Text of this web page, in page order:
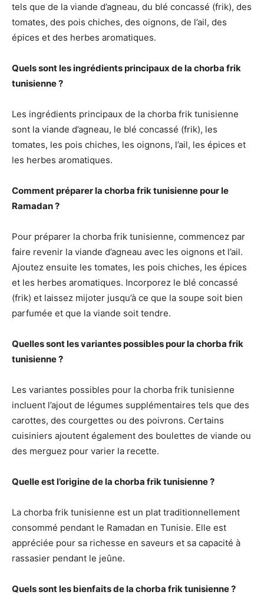
tels que de la viande d’agneau, du blé concassé (frik), des
tomates, des pois chiches, des oignons, de l’ail, des
épices et des herbes aromatiques.
Quels sont les ingrédients principaux de la chorba frik
tunisienne ?
Les ingrédients principaux de la chorba frik tunisienne
sont la viande d’agneau, le blé concassé (frik), les
tomates, les pois chiches, les oignons, l’ail, les épices et
les herbes aromatiques.
Comment préparer la chorba frik tunisienne pour le
Ramadan ?
Pour préparer la chorba frik tunisienne, commencez par
faire revenir la viande d’agneau avec les oignons et l’ail.
Ajoutez ensuite les tomates, les pois chiches, les épices
et les herbes aromatiques. Incorporez le blé concassé
(frik) et laissez mijoter jusqu’à ce que la soupe soit bien
parfumée et que la viande soit tendre.
Quelles sont les variantes possibles pour la chorba frik
tunisienne ?
Les variantes possibles pour la chorba frik tunisienne
incluent l’ajout de légumes supplémentaires tels que des
carottes, des courgettes ou des poivrons. Certains
cuisiniers ajoutent également des boulettes de viande ou
des merguez pour varier la recette.
Quelle est l’origine de la chorba frik tunisienne ?
La chorba frik tunisienne est un plat traditionnellement
consommé pendant le Ramadan en Tunisie. Elle est
appréciée pour sa richesse en saveurs et sa capacité à
rassasier pendant le jeûne.
Quels sont les bienfaits de la chorba frik tunisienne ?